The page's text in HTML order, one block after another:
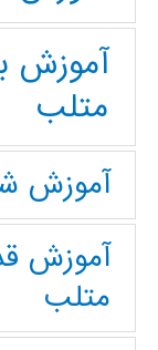
آموزش
متلب
آموزش
آموزش
متلب